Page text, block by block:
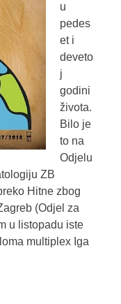
u
pedes
et i
deveto
j
godini
života.
Bilo je
to na
Odjelu
ZB
Hitne zbog
(Odjel za
u listopadu iste
multiplex Iga